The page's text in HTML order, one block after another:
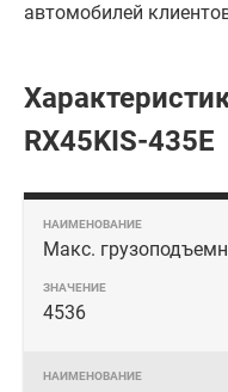
автомобилей
RX45KIS-435E
Макс.
4536